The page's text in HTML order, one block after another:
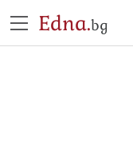
Edna.bg